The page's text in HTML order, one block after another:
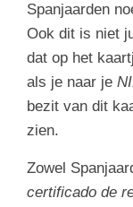
Spanjaarden
Ook dit is niet
dat op het
als je naar je
bezit van dit
zien.
Zowel
certificado de